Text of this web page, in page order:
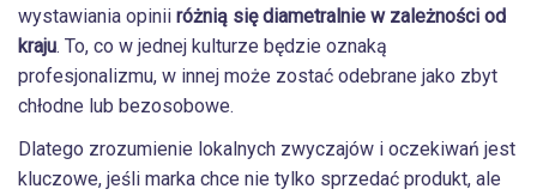
wystawiania opinii różnią się diametralnie w zależności od
kraju. To, co w jednej kulturze będzie oznaką
profesjonalizmu, w innej może zostać odebrane jako zbyt
chłodne lub bezosobowe.
Dlatego zrozumienie lokalnych zwyczajów i oczekiwań jest
kluczowe, jeśli marka chce nie tylko sprzedać produkt, ale